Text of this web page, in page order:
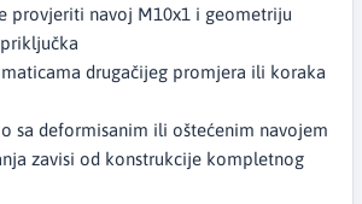
provjeriti navoj M10x1 i geometriju
drugačijeg promjera ili koraka
sa deformisanim ili oštećenim navojem
zavisi od konstrukcije kompletnog